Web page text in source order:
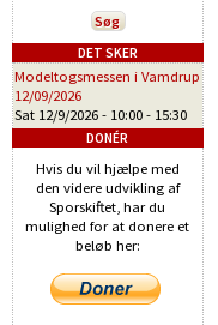
DET SKER
Modeltogsmessen i Vamdrup
12/09/2026
Sat 12/9/2026 - 10:00 - 15:30
DONÉR
Hvis du vil hjælpe med
den videre udvikling af
Sporskiftet, har du
mulighed for at donere et
beløb her: